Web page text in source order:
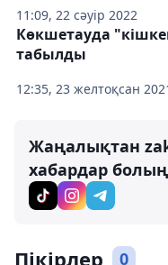
11:09, 22 сәуір 2022
12:35, 23 желтоқсан
Көкшетауда
табылды
Жаңалықтан
хабардар
Пікірлер 0